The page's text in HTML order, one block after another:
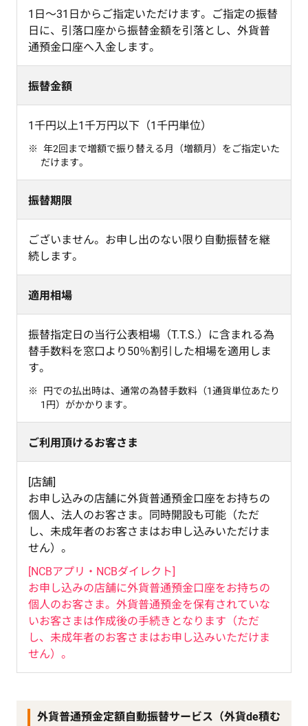
1日～31日からご指定いただけます。ご指定の振替
日に、引落口座から振替金額を引落とし、外貨普
通預金口座へ入金します。
振替金額
1千円以上1千万円以下（1千円単位）
年2回まで増額で振り替える月（増額月）をご指定いた
だけます。
振替期限
ございません。お申し出のない限り自動振替を継
続します。
適用相場
振替指定日の当行公表相場（T.T.S.）に含まれる為
替手数料を窓口より50％割引した相場を適用しま
す。
円での払出時は、通常の為替手数料（1通貨単位あたり
1円）がかかります。
ご利用頂けるお客さま
[店舗]
お申し込みの店舗に外貨普通預金口座をお持ちの
個人、法人のお客さま。同時開設も可能（ただ
し、未成年者のお客さまはお申し込みいただけま
せん）。
[NCBアプリ・NCBダイレクト]
お申し込みの店舗に外貨普通預金口座をお持ちの
個人のお客さま。外貨普通預金を保有されていな
いお客さまは作成後の手続きとなります（ただ
し、未成年者のお客さまはお申し込みいただけま
せん）。
外貨普通預金定額自動振替サービス（外貨de積む